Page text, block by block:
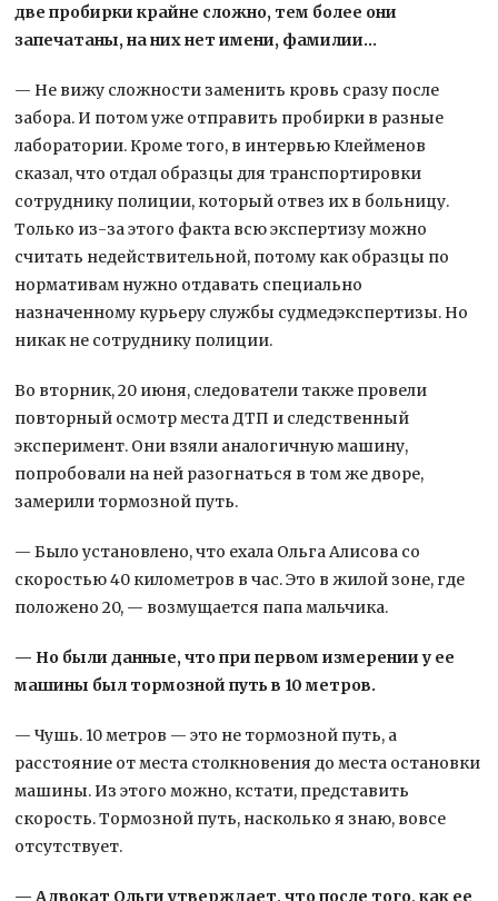
две пробирки крайне сложно, тем более они
запечатаны, на них нет имени, фамилии…
— Не вижу сложности заменить кровь сразу после
забора. И потом уже отправить пробирки в разные
лаборатории. Кроме того, в интервью Клейменов
сказал, что отдал образцы для транспортировки
сотруднику полиции, который отвез их в больницу.
Только из-за этого факта всю экспертизу можно
считать недействительной, потому как образцы по
нормативам нужно отдавать специально
назначенному курьеру службы судмедэкспертизы. Но
никак не сотруднику полиции.
Во вторник, 20 июня, следователи также провели
повторный осмотр места ДТП и следственный
эксперимент. Они взяли аналогичную машину,
попробовали на ней разогнаться в том же дворе,
замерили тормозной путь.
— Было установлено, что ехала Ольга Алисова со
скоростью 40 километров в час. Это в жилой зоне, где
положено 20, — возмущается папа мальчика.
— Но были данные, что при первом измерении у ее
машины был тормозной путь в 10 метров.
— Чушь. 10 метров — это не тормозной путь, а
расстояние от места столкновения до места остановки
машины. Из этого можно, кстати, представить
скорость. Тормозной путь, насколько я знаю, вовсе
отсутствует.
— Адвокат Ольги утверждает, что после того, как ее